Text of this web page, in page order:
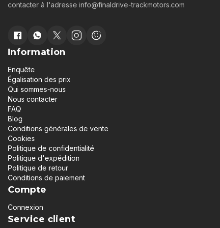
contacter à l'adresse info@finaldrive-trackmotors.com
Information
Enquête
Égalisation des prix
Qui sommes-nous
Nous contacter
FAQ
Blog
Conditions générales de vente
Cookies
Politique de confidentialité
Politique d'expédition
Politique de retour
Conditions de paiement
Compte
Connexion
Service client